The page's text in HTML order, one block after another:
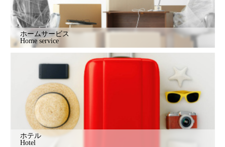
ホームサービス
Home service
ホテル
Hotel